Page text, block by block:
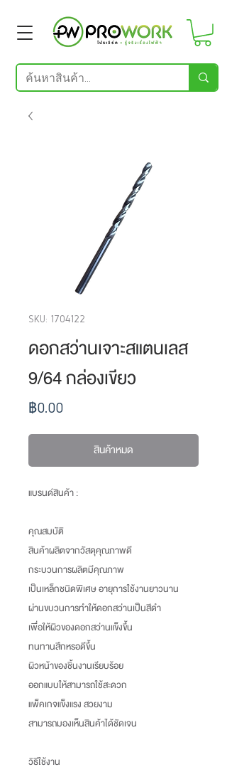
SKU: 1704122
ดอกสว่านเจาะสแตนเลส
9/64 กล่องเขียว
฿0.00ราคา
สินค้าหมด
แบรนด์สินค้า :
คุณสมบัติ
สินค้าผลิตจากวัสดุคุณภาพดี
กระบวนการผลิตมีคุณภาพ
เป็นเหล็กชนิดพิเศษ อายุการใช้งานยาวนาน
ผ่านขบวนการทำให้ดอกสว่านเป็นสีดำ
เพื่อให้ผิวของดอกสว่านแข็งขึ้น
ทนทานสึกหรอดีขึ้น
ผิวหน้าของชิ้นงานเรียบร้อย
ออกแบบให้สามารถใช้สะดวก
แพ็คเกจแข็งแรง สวยงาม
สามารถมองเห็นสินค้าได้ชัดเจน
วิธีใช้งาน